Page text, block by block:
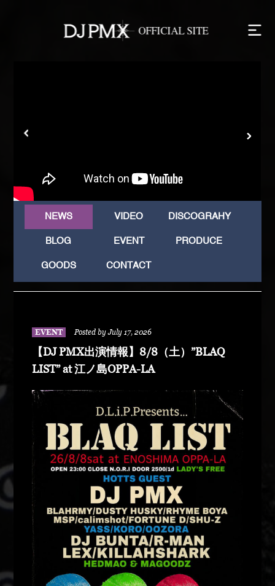
NEWS VIDEO DISCOGRAHY
BLOG EVENT PRODUCE
GOODS CONTACT
EVENT Posted by July 17, 2026
【DJ PMX出演情報】8/8（土）”BLAQ
LIST” at 江ノ島OPPA-LA